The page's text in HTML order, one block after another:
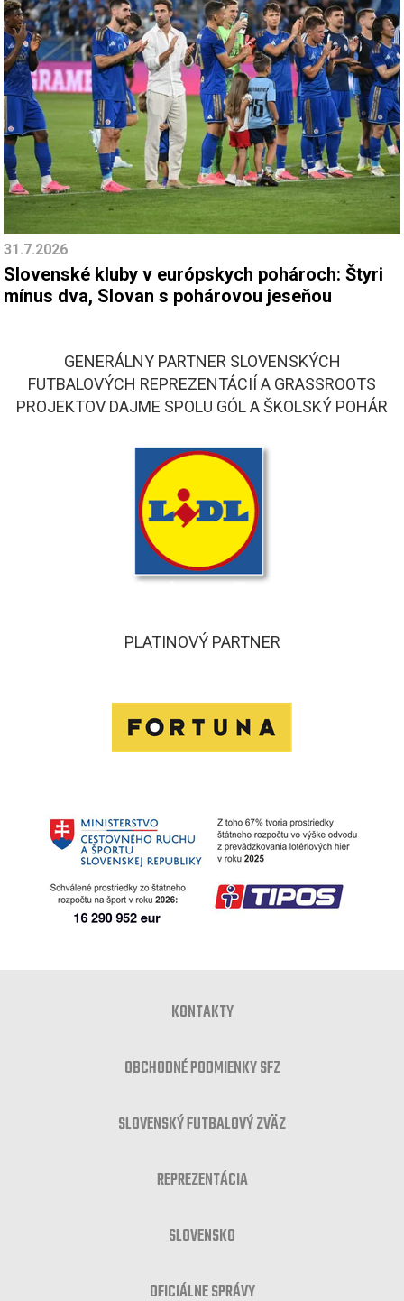
31.7.2026
Slovenské kluby v európskych pohároch: Štyri
mínus dva, Slovan s pohárovou jeseňou
GENERÁLNY PARTNER SLOVENSKÝCH
FUTBALOVÝCH REPREZENTÁCIÍ A GRASSROOTS
PROJEKTOV DAJME SPOLU GÓL A ŠKOLSKÝ POHÁR
PLATINOVÝ PARTNER
KONTAKTY
OBCHODNÉ PODMIENKY SFZ
SLOVENSKÝ FUTBALOVÝ ZVÄZ
REPREZENTÁCIA
SLOVENSKO
OFICIÁLNE SPRÁVY